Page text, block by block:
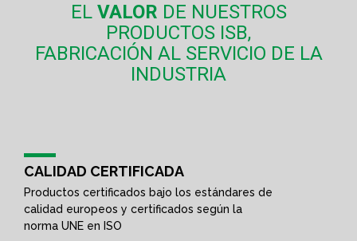
EL VALOR DE NUESTROS
PRODUCTOS ISB,
FABRICACIÓN AL SERVICIO DE LA
INDUSTRIA
CALIDAD CERTIFICADA
Productos certificados bajo los estándares de
calidad europeos y certificados según la
norma UNE en ISO